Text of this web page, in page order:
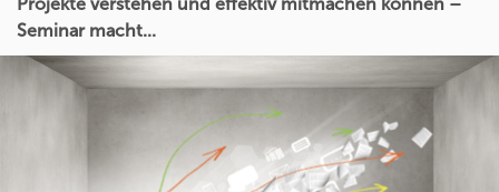
Seminar macht...